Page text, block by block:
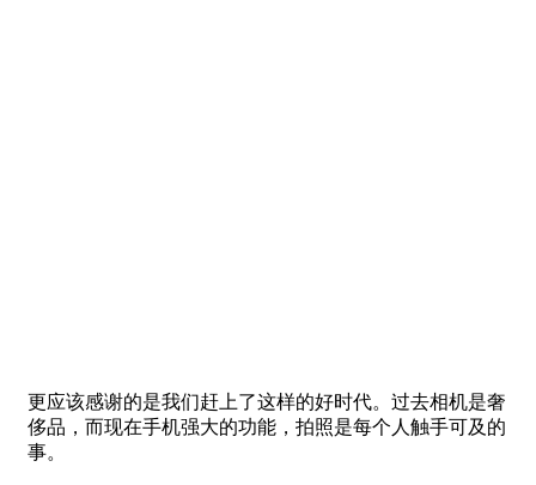
更应该感谢的是我们赶上了这样的好时代。过去相机是奢
侈品，而现在手机强大的功能，拍照是每个人触手可及的
事。